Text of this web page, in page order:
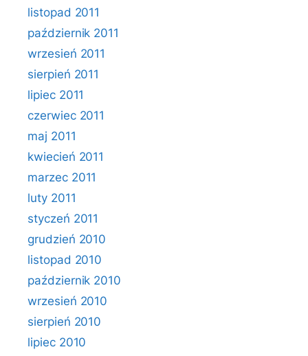
listopad 2011
październik 2011
wrzesień 2011
sierpień 2011
lipiec 2011
czerwiec 2011
maj 2011
kwiecień 2011
marzec 2011
luty 2011
styczeń 2011
grudzień 2010
listopad 2010
październik 2010
wrzesień 2010
sierpień 2010
lipiec 2010